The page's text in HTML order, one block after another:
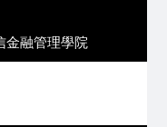
金融管理學院